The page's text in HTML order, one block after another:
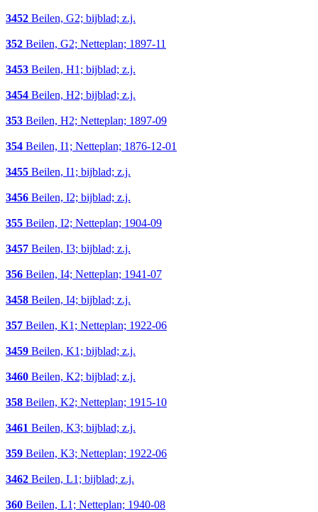
3452 Beilen, G2; bijblad; z.j.
352 Beilen, G2; Netteplan; 1897-11
3453 Beilen, H1; bijblad; z.j.
3454 Beilen, H2; bijblad; z.j.
353 Beilen, H2; Netteplan; 1897-09
354 Beilen, I1; Netteplan; 1876-12-01
3455 Beilen, I1; bijblad; z.j.
3456 Beilen, I2; bijblad; z.j.
355 Beilen, I2; Netteplan; 1904-09
3457 Beilen, I3; bijblad; z.j.
356 Beilen, I4; Netteplan; 1941-07
3458 Beilen, I4; bijblad; z.j.
357 Beilen, K1; Netteplan; 1922-06
3459 Beilen, K1; bijblad; z.j.
3460 Beilen, K2; bijblad; z.j.
358 Beilen, K2; Netteplan; 1915-10
3461 Beilen, K3; bijblad; z.j.
359 Beilen, K3; Netteplan; 1922-06
3462 Beilen, L1; bijblad; z.j.
360 Beilen, L1; Netteplan; 1940-08